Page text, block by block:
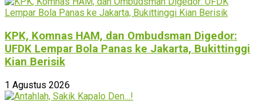
KPK, Komnas HAM, dan Ombudsman Digedor:
UFDK Lempar Bola Panas ke Jakarta, Bukittinggi
Kian Berisik
1 Agustus 2026